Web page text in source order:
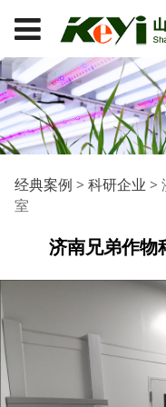
济南兄
公司人
经典案例 > 科研企业>
室
济南兄弟作物